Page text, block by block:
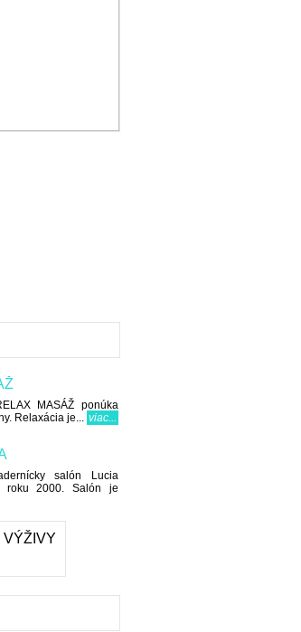
MASÁŽ ponúka
Relaxácia je... viac...
salón Lucia
roku 2000. Salón je
VÝŽIVY